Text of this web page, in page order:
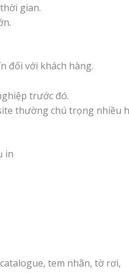
gian.
đối với khách hàng.
trước đó.
thường chú trọng nhiều
tem nhãn, tờ rơi,